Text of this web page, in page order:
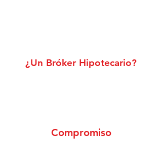
¿Un Bróker Hipotecario?
Compromiso